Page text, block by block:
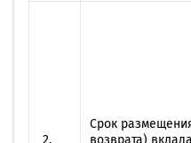
2.
Срок
возврата) вклада